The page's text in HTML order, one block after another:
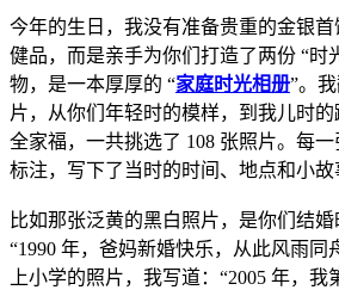
今年的生日，我没有准备贵重的金银
健品，而是亲手为你们打造了两份 “时
物，是一本厚厚的 “家庭时光相册”。
片，从你们年轻时的模样，到我儿时
全家福，一共挑选了 108 张照片。每
标注，写下了当时的时间、地点和小故
比如那张泛黄的黑白照片，是你们结婚
“1990 年，爸妈新婚快乐，从此风雨同
上小学的照片，我写道：“2005 年，